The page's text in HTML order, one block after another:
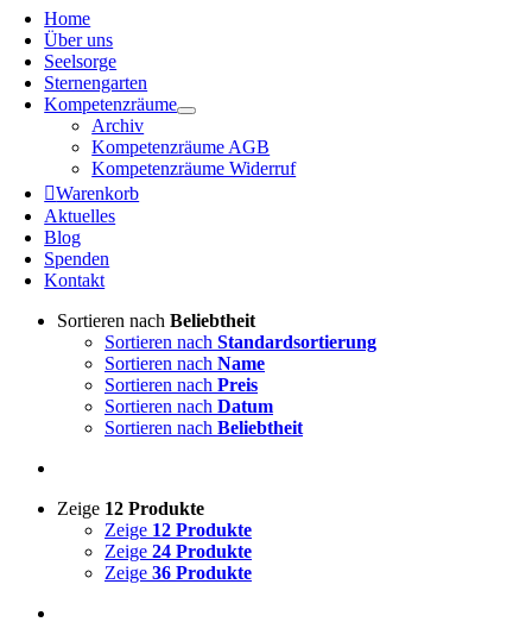
Home
Über uns
Seelsorge
Sternengarten
Kompetenzräume
Archiv
Kompetenzräume AGB
Kompetenzräume Widerruf
Warenkorb
Aktuelles
Blog
Spenden
Kontakt
Sortieren nach Beliebtheit
Sortieren nach Standardsortierung
Sortieren nach Name
Sortieren nach Preis
Sortieren nach Datum
Sortieren nach Beliebtheit
Zeige 12 Produkte
Zeige 12 Produkte
Zeige 24 Produkte
Zeige 36 Produkte